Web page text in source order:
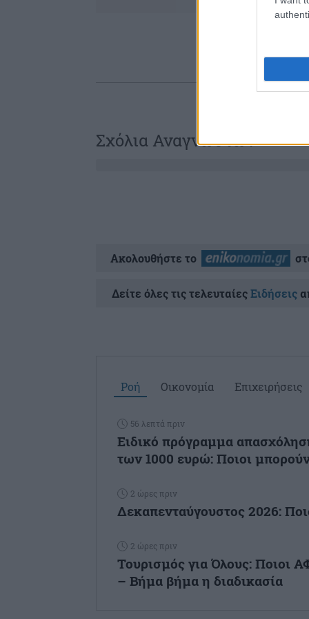
Σχόλια Αναγνωστών
Ακολουθήστε το
Δείτε όλες τις τελευταίεςΕιδήσεις
Ροή Οικονομία Επιχειρήσεις
56 λεπτά πριν
Ειδικό πρόγραμμα
των 1000 ευρώ: Ποιοι
2 ώρες πριν
Δεκαπενταύγουστος 2026:
2 ώρες πριν
Τουρισμός για Όλους: Ποιοι
– Βήμα βήμα η διαδικασία